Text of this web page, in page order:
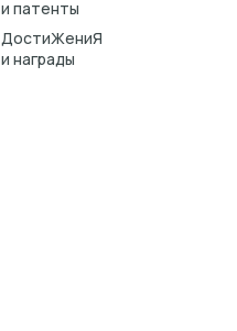
и патенты
ДостиЖениЯ
и награды